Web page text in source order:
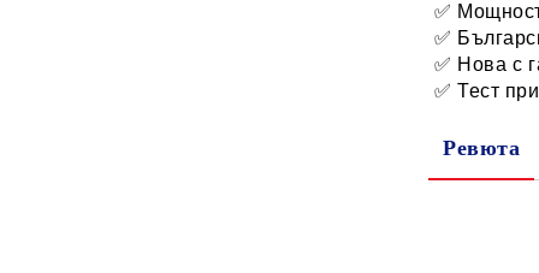
✅
✅
✅ Нова с
✅ Тест
Ревюта